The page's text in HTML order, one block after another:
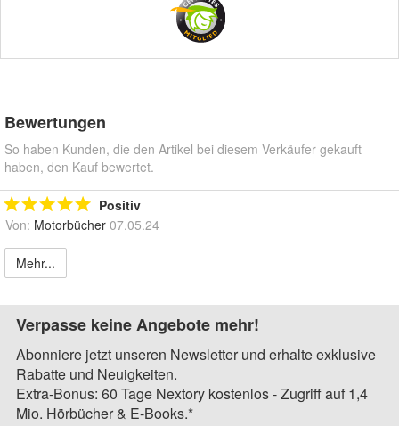
Bewertungen
So haben Kunden, die den Artikel bei diesem Verkäufer gekauft
haben, den Kauf bewertet.
Positiv
Von: Motorbücher 07.05.24
Mehr...
Verpasse keine Angebote mehr!
Abonniere jetzt unseren Newsletter und erhalte exklusive
Rabatte und Neuigkeiten.
Extra-Bonus: 60 Tage Nextory kostenlos - Zugriff auf 1,4
Mio. Hörbücher & E-Books.*